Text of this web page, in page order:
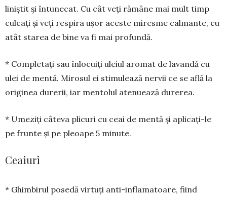
liniș­tit și întunecat. Cu cât veți ră­mâ­ne mai mult timp
cul­cați și veți respira ușor aceste mires­me calmante, cu
atât sta­rea de bi­ne va fi mai pro­fundă.
* Completați sau înlocuiți uleiul aromat de la­van­dă cu
ulei de mentă. Mirosul ei sti­mulează nervii ce se află la
originea durerii, iar men­tolul ate­nuează du­re­rea.
* Umeziți câteva plicuri cu ceai de mentă și apli­cați-le
pe frunte și pe pleoa­pe 5 minute.
Ceaiuri
* Ghimbirul posedă virtuți anti-inflamatoare, fiind